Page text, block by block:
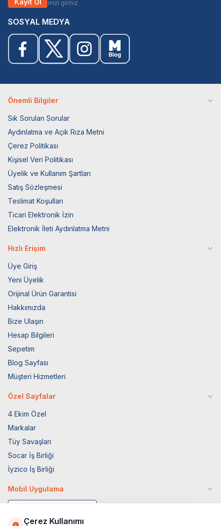
SOSYAL MEDYA
Önemli Bilgiler
Sık Sorulan Sorular
Aydınlatma ve Açık Rıza Metni
Çerez Politikası
Kişisel Veri Politikası
Üyelik ve Kullanım Şartları
Satış Sözleşmesi
Teslimat Koşulları
Ticari Elektronik İzin
Elektronik İleti Aydınlatma Metni
Hızlı Erişim
Üye Giriş
Yeni Üyelik
Orijinal Ürün Garantisi
Hakkımızda
Bize Ulaşın
Hesap Bilgileri
Sepetim
Blog Sayfası
Müşteri Hizmetleri
Özel Sayfalar
4 Ekim Özel
Markalar
Tüy Savaşları
Socar İş Birliği
İyzico İş Birliği
Mobil Uygulama
Çerez Kullanımı